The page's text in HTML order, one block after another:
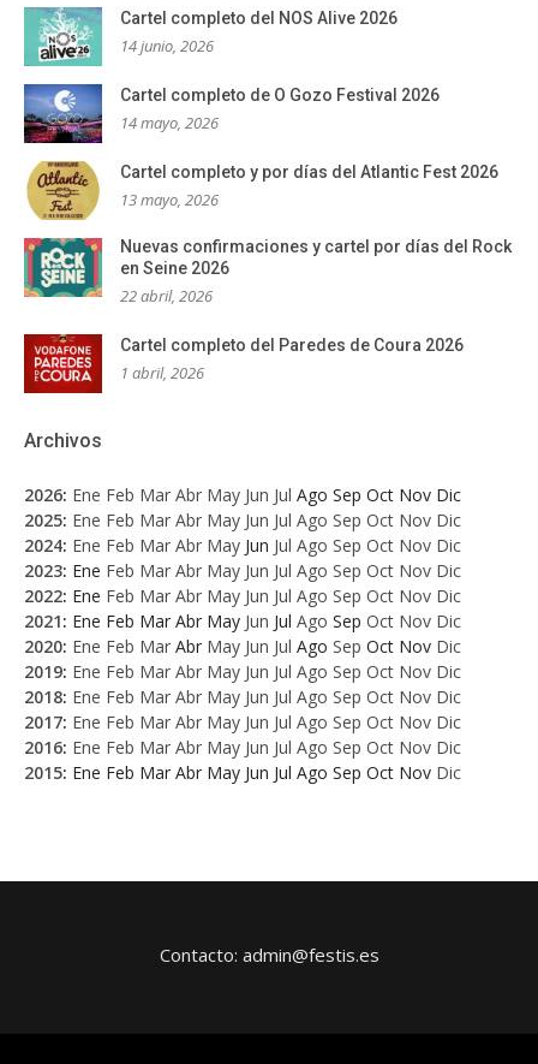
Cartel completo del NOS Alive 2026
14 junio, 2026
Cartel completo de O Gozo Festival 2026
14 mayo, 2026
Cartel completo y por días del Atlantic Fest 2026
13 mayo, 2026
Nuevas confirmaciones y cartel por días del Rock
en Seine 2026
22 abril, 2026
Cartel completo del Paredes de Coura 2026
1 abril, 2026
Archivos
2026: Ene Feb Mar Abr May Jun Jul Ago Sep Oct Nov Dic
2025: Ene Feb Mar Abr May Jun Jul Ago Sep Oct Nov Dic
2024: Ene Feb Mar Abr May Jun Jul Ago Sep Oct Nov Dic
2023: Ene Feb Mar Abr May Jun Jul Ago Sep Oct Nov Dic
2022: Ene Feb Mar Abr May Jun Jul Ago Sep Oct Nov Dic
2021: Ene Feb Mar Abr May Jun Jul Ago Sep Oct Nov Dic
2020: Ene Feb Mar Abr May Jun Jul Ago Sep Oct Nov Dic
2019: Ene Feb Mar Abr May Jun Jul Ago Sep Oct Nov Dic
2018: Ene Feb Mar Abr May Jun Jul Ago Sep Oct Nov Dic
2017: Ene Feb Mar Abr May Jun Jul Ago Sep Oct Nov Dic
2016: Ene Feb Mar Abr May Jun Jul Ago Sep Oct Nov Dic
2015: Ene Feb Mar Abr May Jun Jul Ago Sep Oct Nov Dic
Contacto: admin@festis.es